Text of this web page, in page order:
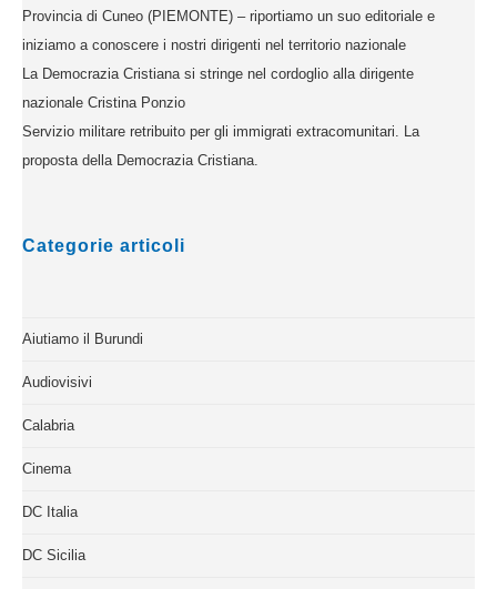
Provincia di Cuneo (PIEMONTE) – riportiamo un suo editoriale e
iniziamo a conoscere i nostri dirigenti nel territorio nazionale
La Democrazia Cristiana si stringe nel cordoglio alla dirigente
nazionale Cristina Ponzio
Servizio militare retribuito per gli immigrati extracomunitari. La
proposta della Democrazia Cristiana.
Categorie articoli
Aiutiamo il Burundi
Audiovisivi
Calabria
Cinema
DC Italia
DC Sicilia